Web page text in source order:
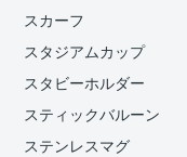
スカーフ
スタジアムカップ
スタビーホルダー
スティックバルーン
ステンレスマグ